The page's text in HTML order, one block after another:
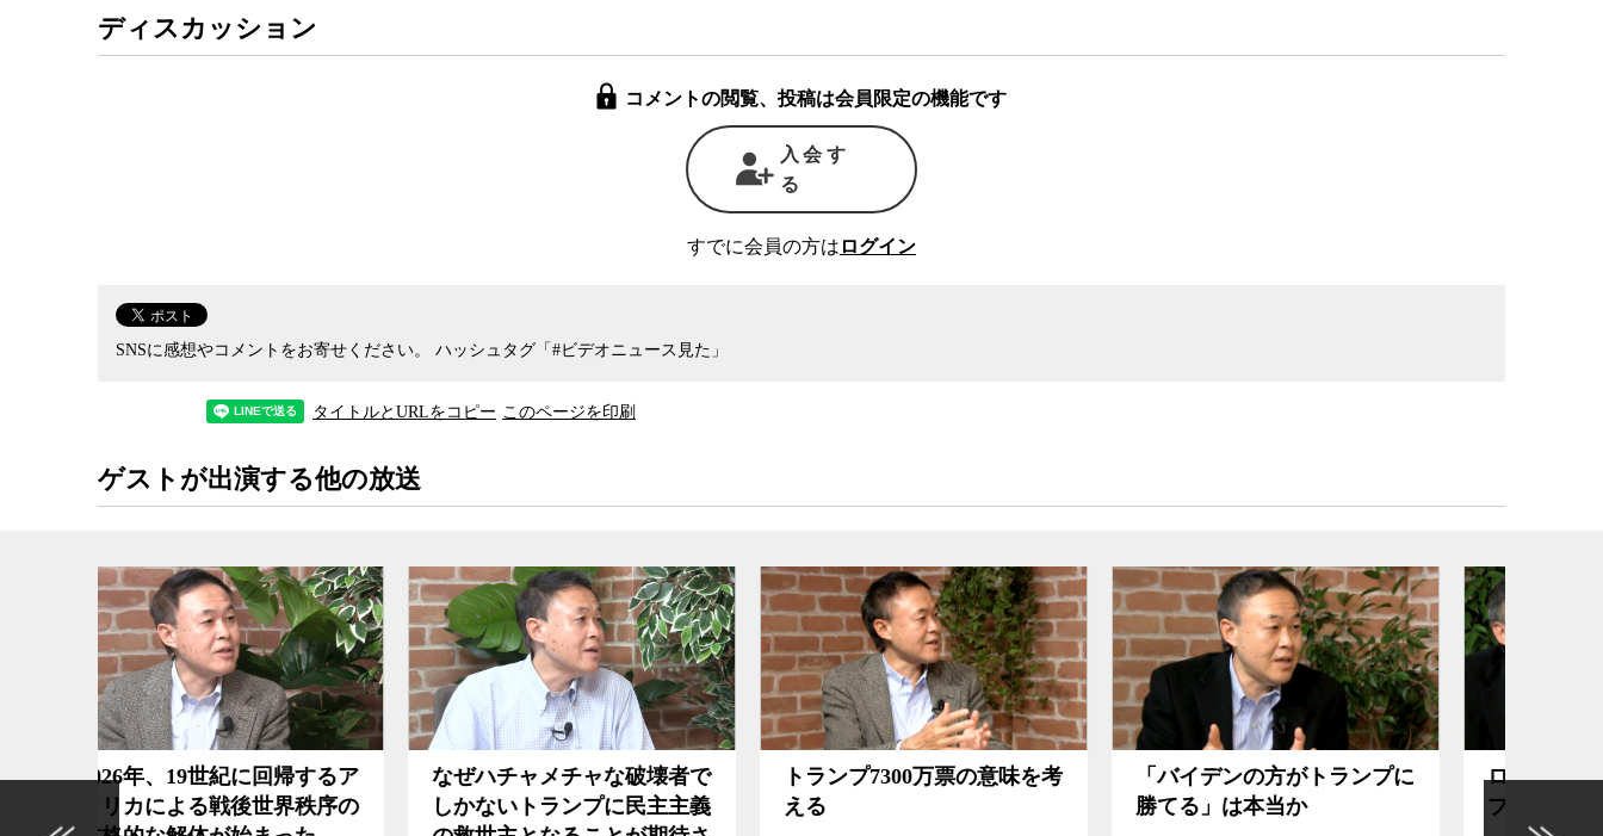
した候補が党の正式な候補になる。
民主党は全米で4765人の代議員がいるため、最終的に過半数に当たる2383人以上の代議員を獲得
すれば党の候補になる。ところが、代議員の中に特別代議員と呼ばれる、一般党員の投票結果に拘
束されない投票権を持つ特殊な代議員が存在し、民主党の場合、4765人のうち714人が特別代議員
そして、民主党では特別代議員のほとんどが、ヒラリーを支持している。そのため、一般党員の
投票でどれだけサンダースが勝っても、代議員の獲得競争ではクリントンの優位が揺るがないの
税強化やより積極的な富の再配分を訴えるサンダースは追い風を受けている。しかし、仮にサンダ
ースがより多くの一般党員の支持を集めても、民主党の中枢を占める特別代議員の力で、クリント
なぜ民主党幹部はサンダースを嫌うのかを、慶応義塾大学の渡辺靖教授に聞いた。
ディスカッション
コメントの閲覧、投稿は会員限定の機能です
入会す
る
すでに会員の方は ログイン
SNSに感想やコメントをお寄せください。 ハッシュタグ「#ビデオニュース見た」
タイトルとURLをコピー このページを印刷
ゲストが出演する他の放送
るア
なぜハチャメチャな破壊者で
しかないトランプに民主主義
トランプ7300万票の意味を考
える
「バイデンの方がトランプに
ロシアゲートに揺れるトラン
プ政権はどこまで持つか
トラ